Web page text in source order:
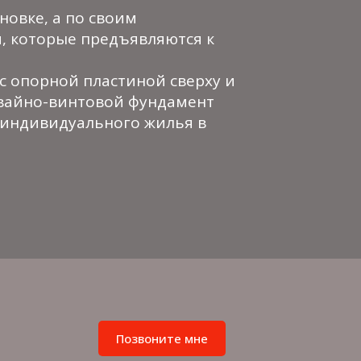
а по своим
которые предъявляются к
пластиной сверху и
винтовой фундамент
жилья в
Позвоните мне